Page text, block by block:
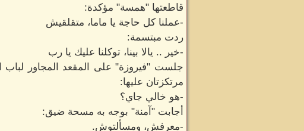
قاطعتها "همسة" مؤكدة:
-عملنا كل حاجة يا ماما، متقلقيش
ردت مبتسمة:
-خير .. يالا بينا، توكلنا عليك يا رب
جلست "فيروزة" على المقعد المجاور لباب
مرتكزتان عليها:
-هو خالي جاي؟
أجابت "آمنة" بوجه به مسحة ضيق:
-معرفش، ومسألتوش.